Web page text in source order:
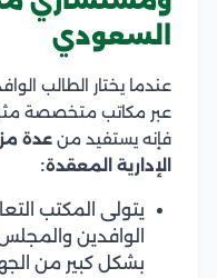
السعودي
عندما يختار الطالب
عبر مكاتب متخصصة
فإنه يستفيد من عدة
الإدارية المعقدة:
يتولى المكتب
الوافدين
بشكل كبير من